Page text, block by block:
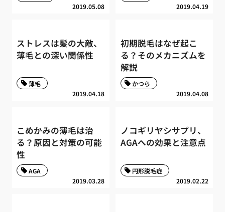
2019.05.08 2019.04.19
ストレスは髪の大敵、
薄毛との深い関係性
2019.04.18
薄毛
初期脱毛はなぜ起こ
る？そのメカニズムを
解説
2019.04.08
かつら
こめかみの薄毛は治
る？原因と対策の可能
性
2019.03.28
AGA
ノコギリヤシサプリ、
AGAへの効果と注意点
2019.02.22
円形脱毛症